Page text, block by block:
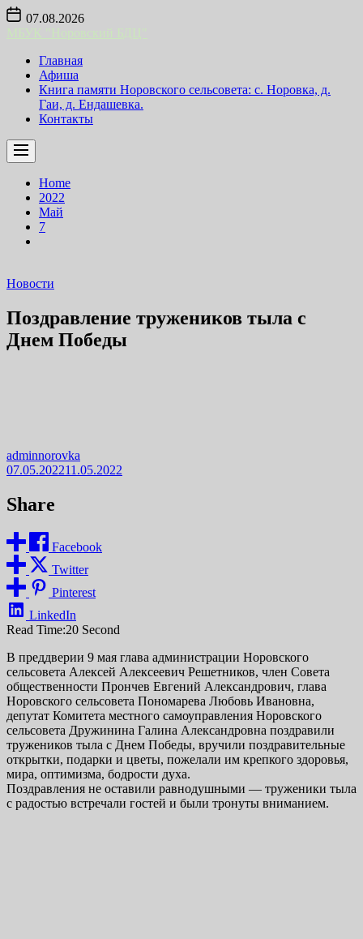
Skip
content
07.08.2026
Главная
Афиша
Книга памяти Норовского сельсовета: с. Норовка, д.
Гаи, д. Ендашевка.
Контакты
Home
2022
Май
7
Новости
Поздравление тружеников тыла с
Днем Победы
adminnorovka
07.05.202211.05.2022
Share
Facebook
Twitter
Pinterest
LinkedIn
Read Time:20 Second
В преддверии 9 мая глава администрации Норовского
сельсовета Алексей Алексеевич Решетников, член Совета
общественности Прончев Евгений Александрович, глава
Норовского сельсовета Пономарева Любовь Ивановна,
депутат Комитета местного самоуправления Норовского
сельсовета Дружинина Галина Александровна поздравили
тружеников тыла с Днем Победы, вручили поздравительные
открытки, подарки и цветы, пожелали им крепкого здоровья,
мира, оптимизма, бодрости духа.
Поздравления не оставили равнодушными — труженики тыла
с радостью встречали гостей и были тронуты вниманием.